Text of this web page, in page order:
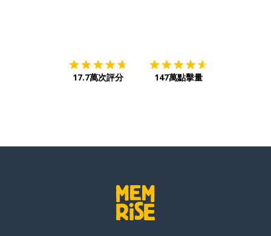
17.7萬次評分 147萬點擊量